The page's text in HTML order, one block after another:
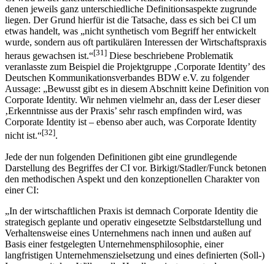
CI wird in der Literatur mit einer Vielzahl von Inhalten besetzt,[30]
denen jeweils ganz unterschiedliche Definitionsaspekte zugrunde
liegen. Der Grund hierfür ist die Tatsache, dass es sich bei CI um
etwas handelt, was „nicht synthetisch vom Begriff her entwickelt
wurde, sondern aus oft partikulären Interessen der Wirtschaftspraxis
heraus gewachsen ist.“[31]Diese beschriebene Problematik
veranlasste zum Beispiel die Projektgruppe ‚Corporate Identity’ des
Deutschen Kommunikationsverbandes BDW e.V. zu folgender
Aussage: „Bewusst gibt es in diesem Abschnitt keine Definition von
Corporate Identity. Wir nehmen vielmehr an, dass der Leser dieser
‚Erkenntnisse aus der Praxis’ sehr rasch empfinden wird, was
Corporate Identity ist – ebenso aber auch, was Corporate Identity
Jede der nun folgenden Definitionen gibt eine grundlegende
Darstellung des Begriffes der CI vor. Birkigt/Stadler/Funck betonen
den methodischen Aspekt und den konzeptionellen Charakter von
„In der wirtschaftlichen Praxis ist demnach Corporate Identity die
strategisch geplante und operativ eingesetzte Selbstdarstellung und
Verhaltensweise eines Unternehmens nach innen und außen auf
Basis einer festgelegten Unternehmensphilosophie, einer